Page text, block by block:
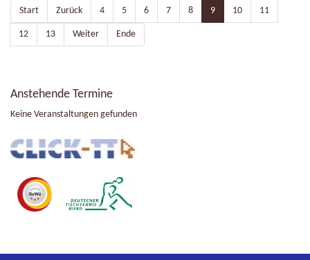
Start Zurück 4 5 6 7 8 9 10 11
12 13 Weiter Ende
Anstehende Termine
Keine Veranstaltungen gefunden